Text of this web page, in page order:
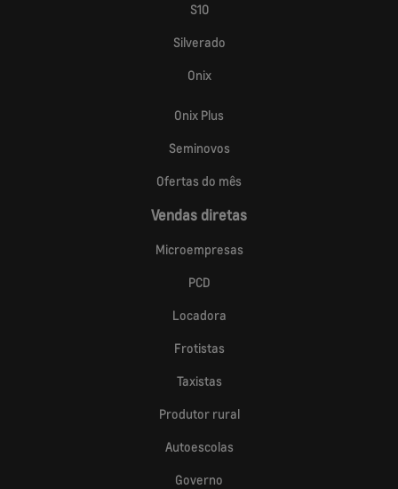
S10
Silverado
Onix
Onix Plus
Seminovos
Ofertas do mês
Vendas diretas
Microempresas
PCD
Locadora
Frotistas
Taxistas
Produtor rural
Autoescolas
Governo